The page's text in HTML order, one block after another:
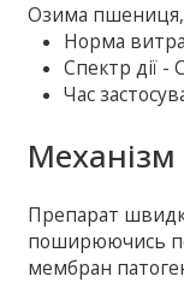
Озима пшениця,
Норма
Спектр дії -
Час
Механізм
Препарат
поширюючись по
мембран